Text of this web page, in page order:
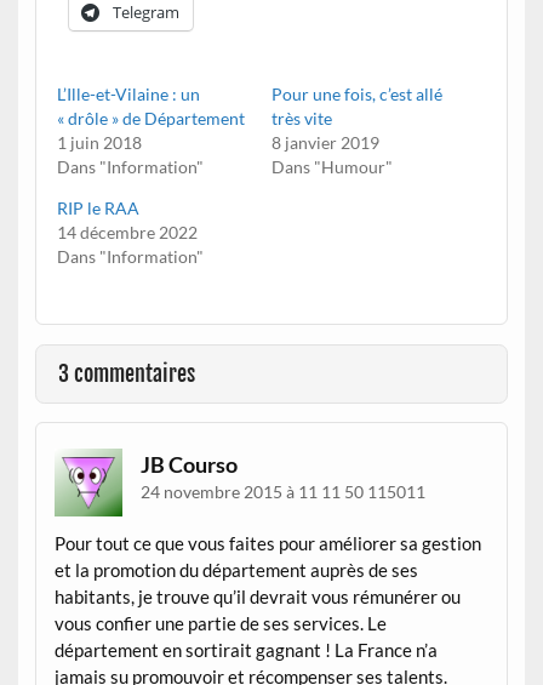
Telegram
L’Ille-et-Vilaine : un
« drôle » de Département
1 juin 2018
Dans "Information"
Pour une fois, c’est allé
très vite
8 janvier 2019
Dans "Humour"
RIP le RAA
14 décembre 2022
Dans "Information"
3 commentaires
JB Courso
24 novembre 2015 à 11 11 50 115011
Pour tout ce que vous faites pour améliorer sa gestion
et la promotion du département auprès de ses
habitants, je trouve qu’il devrait vous rémunérer ou
vous confier une partie de ses services. Le
département en sortirait gagnant ! La France n’a
jamais su promouvoir et récompenser ses talents.